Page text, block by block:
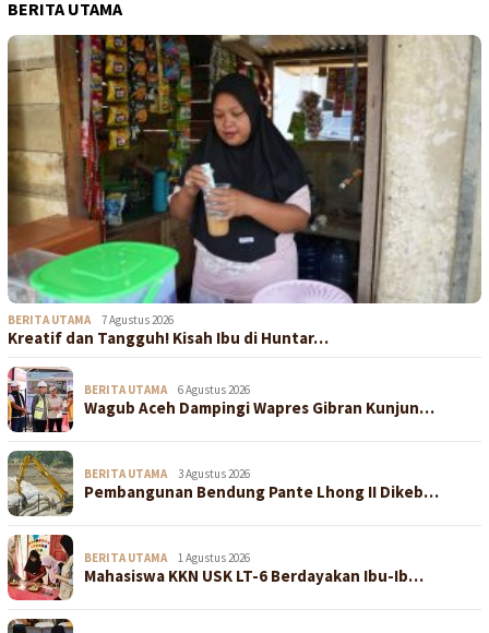
BERITA UTAMA
BERITA UTAMA 7 Agustus 2026
Kreatif dan Tangguh! Kisah Ibu di Huntar…
BERITA UTAMA 6 Agustus 2026
Wagub Aceh Dampingi Wapres Gibran Kunjun…
BERITA UTAMA 3 Agustus 2026
Pembangunan Bendung Pante Lhong II Dikeb…
BERITA UTAMA 1 Agustus 2026
Mahasiswa KKN USK LT-6 Berdayakan Ibu-Ib…